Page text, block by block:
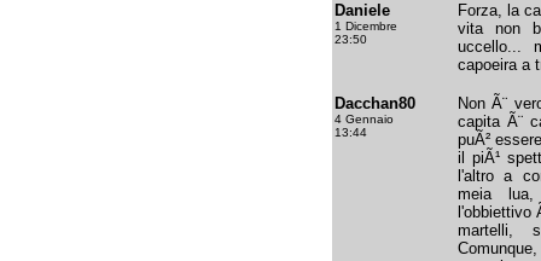
Daniele
1 Dicembre
23:50
Forza, la
vita non
uccello...
capoeira a
Dacchan80
4 Gennaio
13:44
Non Ã¨
capita Ã¨
puÃ²
il piÃ¹
l'altro a
meia
l'obbiettivo
martelli,